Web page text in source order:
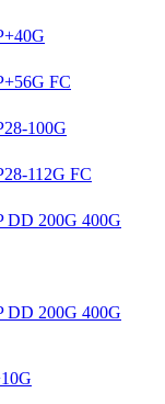
FC
100G
112G FC
DD 200G 400G
DD 200G 400G